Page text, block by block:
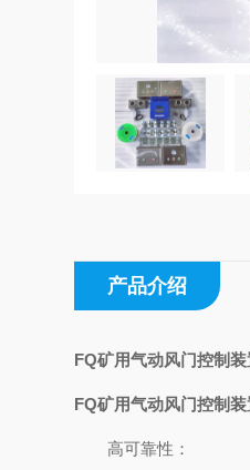
产品介绍
FQ矿用气动风门控制
FQ矿用气动风门控制
高可靠性 ：